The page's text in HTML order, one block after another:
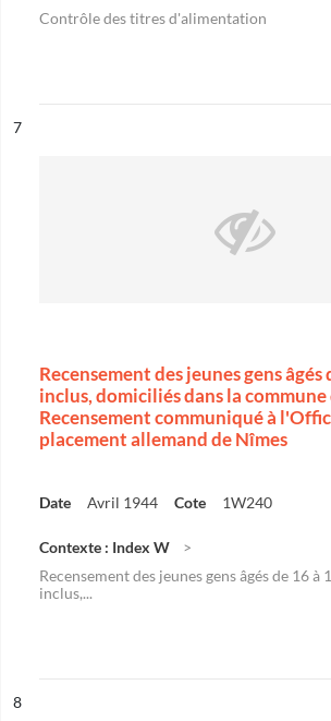
Contrôle des titres d'alimentation
n°
7
Recensement des jeunes gens âgés
inclus, domiciliés dans la commune
Recensement communiqué à
placement allemand de Nîmes
Date Avril 1944 Cote 1W240
Contexte : Index W
Recensement des jeunes gens âgés de 16 à
inclus,...
n°
8